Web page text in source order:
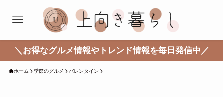
＼お得なグルメ情報やトレンド情報を毎日発信中／
ホーム 季節のグルメ バレンタイン